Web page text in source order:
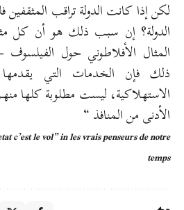
لكن إذا كانت الدولة تراقب المثقفين
الدولة؟ إن سبب ذلك هو أن كل
المثال الأفلاطوني حول
ذلك فإن الخدمات التي
الاستهلاكية، ليست مطلوبة كلها
الأدنى من المنافذ “
c’est le vol” in les vrais penseurs de notre
temps